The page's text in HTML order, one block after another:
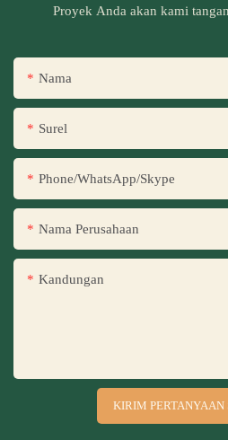
Proyek Anda akan kami
Nama
Surel
Phone/WhatsApp/Skype
Nama Perusahaan
Kandungan
KIRIM PERTANYAAN